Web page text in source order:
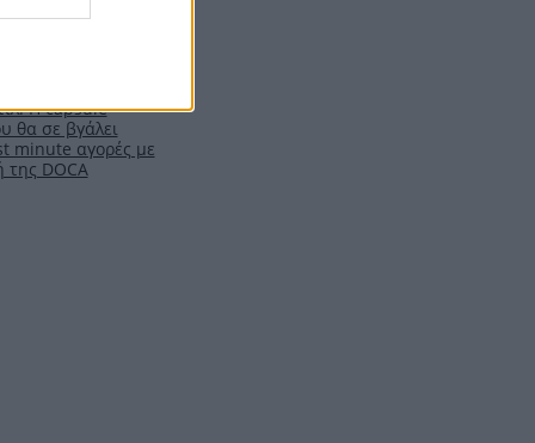
Η capsule
θα σε βγάλει
minute αγορές με
DOCA